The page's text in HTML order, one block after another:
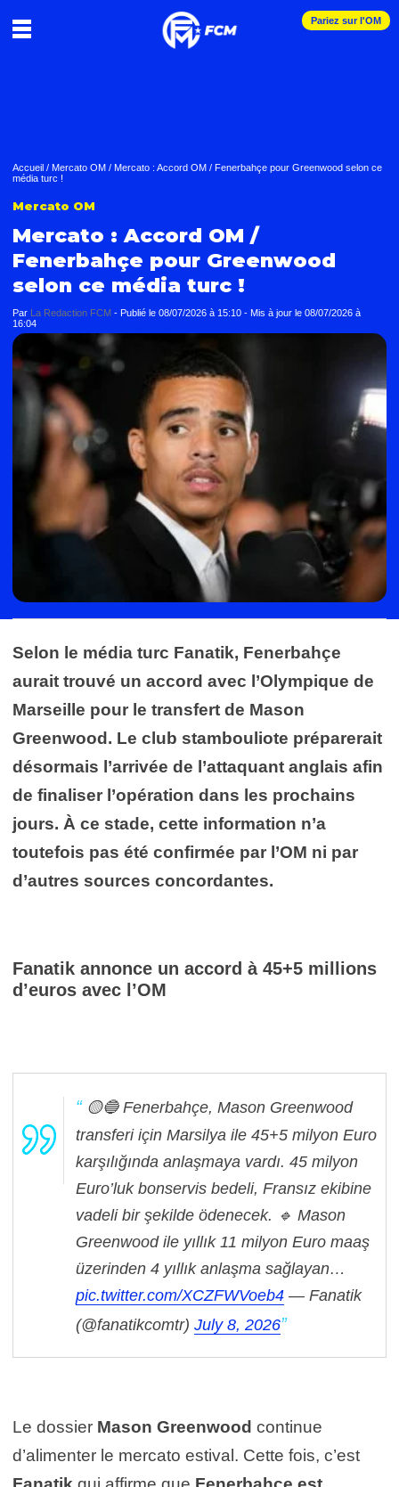
Pariez sur l'OM
Accueil / Mercato OM / Mercato : Accord OM / Fenerbahçe pour Greenwood selon ce
média turc !
Mercato OM
Mercato : Accord OM /
Fenerbahçe pour Greenwood
selon ce média turc !
Par La Redaction FCM - Publié le 08/07/2026 à 15:10 - Mis à jour le 08/07/2026 à
16:04
Selon le média turc Fanatik, Fenerbahçe
aurait trouvé un accord avec l’Olympique de
Marseille pour le transfert de Mason
Greenwood. Le club stambouliote préparerait
désormais l’arrivée de l’attaquant anglais afin
de finaliser l’opération dans les prochains
jours. À ce stade, cette information n’a
toutefois pas été confirmée par l’OM ni par
d’autres sources concordantes.
Fanatik annonce un accord à 45+5 millions
d’euros avec l’OM
🟡🔵 Fenerbahçe, Mason Greenwood
transferi için Marsilya ile 45+5 milyon Euro
karşılığında anlaşmaya vardı. 45 milyon
Euro’luk bonservis bedeli, Fransız ekibine
vadeli bir şekilde ödenecek. 🔹 Mason
Greenwood ile yıllık 11 milyon Euro maaş
üzerinden 4 yıllık anlaşma sağlayan…
pic.twitter.com/XCZFWVoeb4 — Fanatik
(@fanatikcomtr) July 8, 2026
Le dossier Mason Greenwood continue
d’alimenter le mercato estival. Cette fois, c’est